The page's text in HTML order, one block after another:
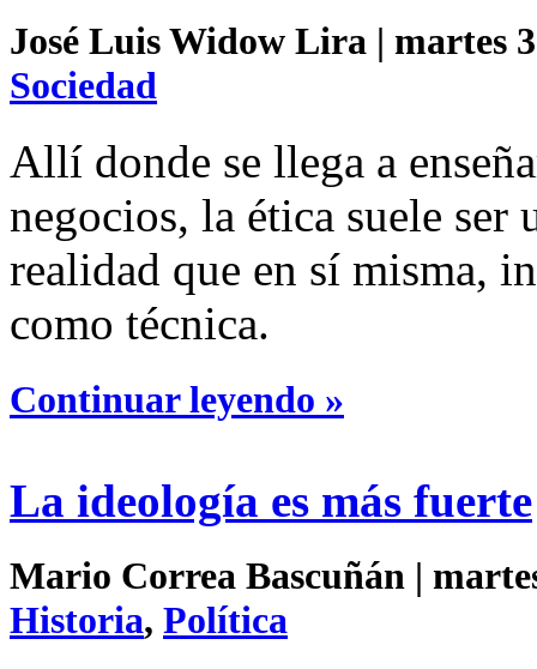
José Luis Widow Lira | martes
Sociedad
Allí donde se llega a
negocios, la ética suele
realidad que en sí misma,
como técnica.
Continuar leyendo »
La ideología es más fuerte
Mario Correa Bascuñán |
Historia, Política